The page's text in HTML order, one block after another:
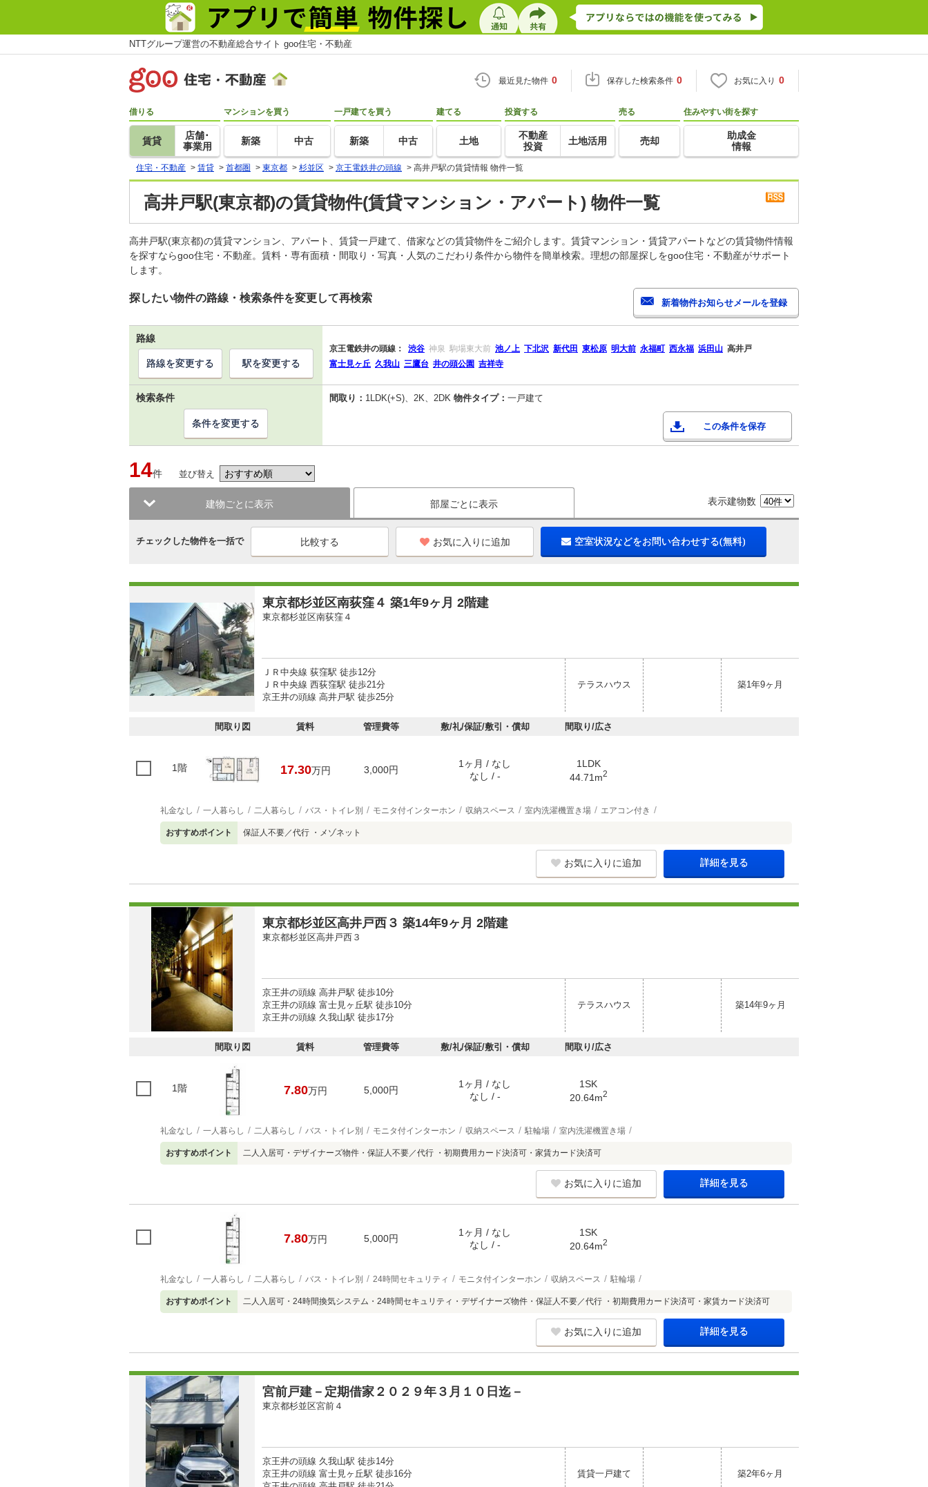
NTTグループ運営の不動産総合サイト goo住宅・不動産
最近見た物件 0 保存した検索条件 0 お気に入り 0
借りる
賃貸
店舗･
事業用
マンションを買う
新築 中古
一戸建てを買う
新築 中古
建てる
土地
投資する
不動産
投資
土地活用
売る
売却
住みやすい街を探す
助成金
情報
住宅・不動産 > 賃貸 > 首都圏 > 東京都 > 杉並区 > 京王電鉄井の頭線 > 高井戸駅の賃貸情報 物件一覧
高井戸駅(東京都)の賃貸物件(賃貸マンション・アパート) 物件一覧
高井戸駅(東京都)の賃貸マンション、アパート、賃貸一戸建て、借家などの賃貸物件をご紹介します。賃貸マンション・賃貸アパートなどの賃貸物件情報
を探すならgoo住宅・不動産。賃料・専有面積・間取り・写真・人気のこだわり条件から物件を簡単検索。理想の部屋探しをgoo住宅・不動産がサポート
します。
探したい物件の路線・検索条件を変更して再検索
路線
京王電鉄井の頭線： 渋谷 神泉 駒場東大前 池ノ上 下北沢 新代田 東松原 明大前 永福町 西永福 浜田山 高井戸
富士見ヶ丘 久我山 三鷹台 井の頭公園 吉祥寺
路線を変更する 駅を変更する
検索条件 間取り： 1LDK(+S)、2K、2DK 物件タイプ： 一戸建て
この条件を保存
条件を変更する
14件 並び替え
建物ごとに表示 部屋ごとに表示 表示建物数
チェックした物件を一括で お気に入りに追加 空室状況などをお問い合わせする(無料)
東京都杉並区南荻窪４ 築1年9ヶ月 2階建
東京都杉並区南荻窪４
ＪＲ中央線 荻窪駅 徒歩12分
ＪＲ中央線 西荻窪駅 徒歩21分
京王井の頭線 高井戸駅 徒歩25分
テラスハウス 築1年9ヶ月
間取り図 賃料 管理費等 敷/礼/保証/敷引・償却 間取り/広さ
1階 17.30万円 3,000円
1ヶ月 / なし
なし / -
1LDK
44.71m2
礼金なし 一人暮らし 二人暮らし バス・トイレ別 モニタ付インターホン 収納スペース 室内洗濯機置き場 エアコン付き
おすすめポイント 保証人不要／代行 ・メゾネット
お気に入りに追加 詳細を見る
東京都杉並区高井戸西３ 築14年9ヶ月 2階建
東京都杉並区高井戸西３
京王井の頭線 高井戸駅 徒歩10分
京王井の頭線 富士見ヶ丘駅 徒歩10分
京王井の頭線 久我山駅 徒歩17分
テラスハウス 築14年9ヶ月
間取り図 賃料 管理費等 敷/礼/保証/敷引・償却 間取り/広さ
1階 7.80万円 5,000円
1ヶ月 / なし
なし / -
1SK
20.64m2
礼金なし 一人暮らし 二人暮らし バス・トイレ別 モニタ付インターホン 収納スペース 駐輪場 室内洗濯機置き場
おすすめポイント 二人入居可・デザイナーズ物件・保証人不要／代行 ・初期費用カード決済可・家賃カード決済可
お気に入りに追加 詳細を見る
7.80万円 5,000円
1ヶ月 / なし
なし / -
1SK
20.64m2
礼金なし 一人暮らし 二人暮らし バス・トイレ別 24時間セキュリティ モニタ付インターホン 収納スペース 駐輪場
おすすめポイント 二人入居可・24時間換気システム・24時間セキュリティ・デザイナーズ物件・保証人不要／代行 ・初期費用カード決済可・家賃カード決済可
お気に入りに追加 詳細を見る
宮前戸建－定期借家２０２９年３月１０日迄－
東京都杉並区宮前４
京王井の頭線 久我山駅 徒歩14分
京王井の頭線 富士見ヶ丘駅 徒歩16分
賃貸一戸建て 築2年6ヶ月